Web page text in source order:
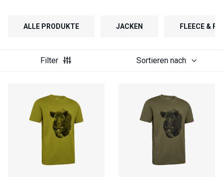
ALLE PRODUKTE JACKEN FLEECE &
Filter Sortieren nach